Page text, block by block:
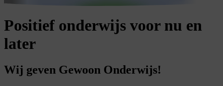
Positief onderwijs voor nu en
later
Wij geven Gewoon Onderwijs!